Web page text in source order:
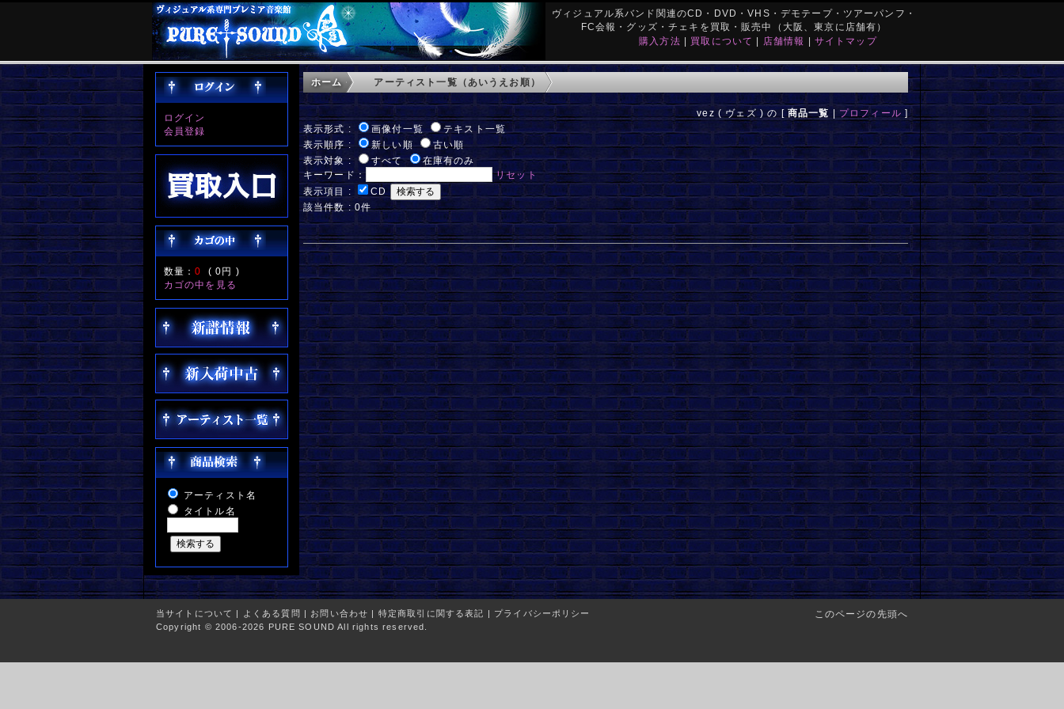
ヴィジュアル系バンド関連のCD・DVD・VHS・デモテープ・ツアーパンフ・
FC会報・グッズ・チェキを買取・販売中（大阪、東京に店舗有）
購入方法 | 買取について | 店舗情報 | サイトマップ
ログイン
会員登録
数量：0 (0円 )
カゴの中を見る
アーティスト名
タイトル名
ホーム アーティスト一覧（あいうえお順）
vez ( ヴェズ ) の [ 商品一覧 | プロフィール ]
表示形式 :
画像付一覧
テキスト一覧
表示順序 :
新しい順
古い順
表示対象 :
すべて
在庫有のみ
キーワード：
リセット
表示項目 :
CD
該当件数 : 0件
このページの先頭へ
当サイトについて | よくある質問 | お問い合わせ | 特定商取引に関する表記 | プライバシーポリシー
Copyright © 2006-2026 PURE SOUND All rights reserved.